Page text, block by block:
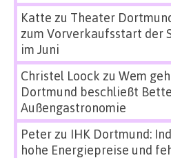
Katte zu Theater
zum Vorverkaufsstart der
im Juni
Christel Loock zu Wem
Dortmund beschließt
Außengastronomie
Peterzu IHK Dortmund:
hohe Energiepreise und